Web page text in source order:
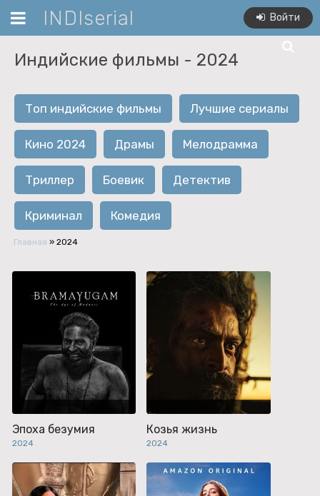
INDIserial Войти
Индийские фильмы - 2024
Топ индийские фильмы Лучшие сериалы
Кино 2024 Драмы Мелодрамма
Триллер Боевик Детектив
Криминал Комедия
Главная » 2024
Эпоха безумия
2024
Козья жизнь
2024